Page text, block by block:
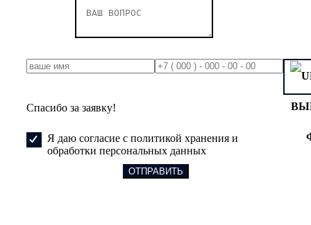
Спасибо за заявку!
Я даю согласие с политикой хранения и
обработки персональных данных